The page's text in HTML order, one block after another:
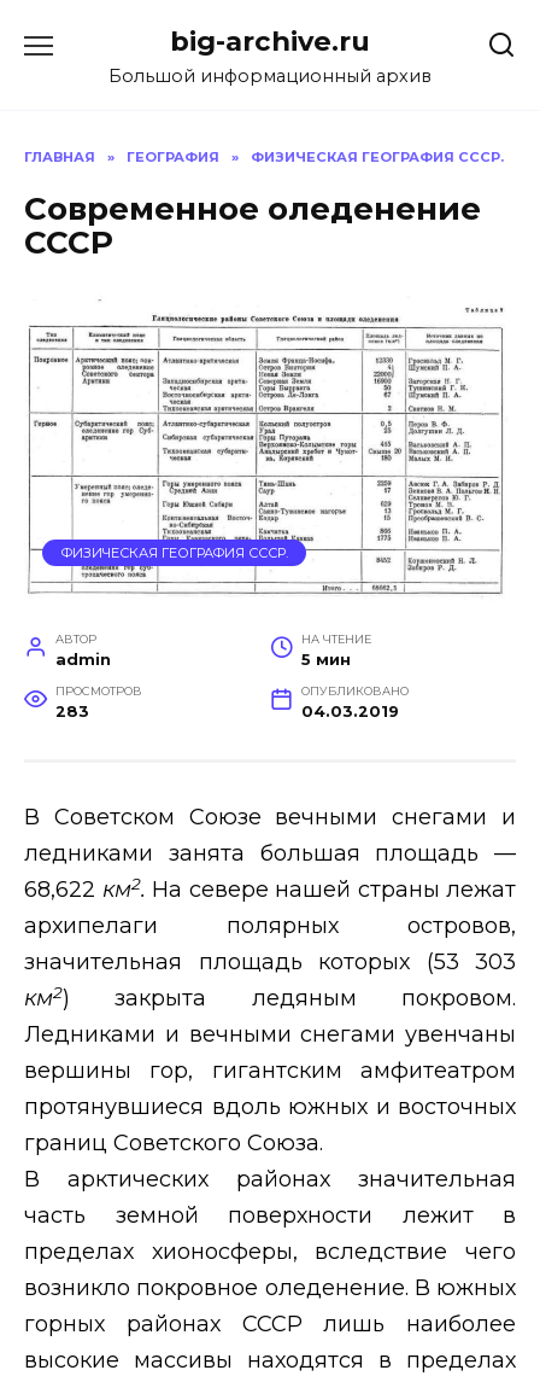
содержанию
big-archive.ru
Большой информационный архив
ГЛАВНАЯ » ГЕОГРАФИЯ » ФИЗИЧЕСКАЯ ГЕОГРАФИЯ СССР.
Современное оледенение
СССР
ФИЗИЧЕСКАЯ ГЕОГРАФИЯ СССР.
АВТОР
admin
НА ЧТЕНИЕ
5 мин
ПРОСМОТРОВ
283
ОПУБЛИКОВАНО
04.03.2019
В Советском Союзе вечными снегами и
ледниками занята большая площадь —
68,622 км2. На севере нашей страны лежат
архипелаги полярных островов,
значительная площадь которых (53 303
км2)
закрыта ледяным покровом.
Ледниками и вечными снегами увенчаны
вершины гор, гигантским амфитеатром
протянувшиеся вдоль южных и восточных
границ Советского Союза.
В арктических районах значительная
часть земной поверхности лежит в
пределах хионосферы, вследствие чего
возникло покровное оледенение. В южных
горных районах СССР лишь наиболее
высокие массивы находятся в пределах